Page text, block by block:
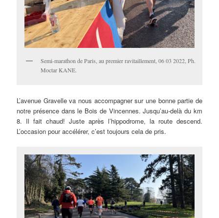
Semi-marathon de Paris, au premier ravitaillement, 06 03 2022, Ph.
Moctar KANE.
L’avenue Gravelle va nous accompagner sur une bonne partie de
notre présence dans le Bois de Vincennes. Jusqu’au-delà du km
8. Il fait chaud! Juste après l’hippodrome, la route descend.
L’occasion pour accélérer, c’est toujours cela de pris.